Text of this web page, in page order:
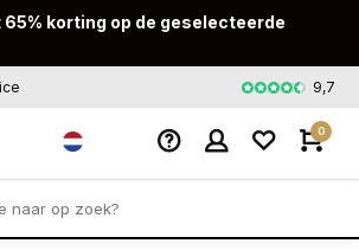
korting op de geselecteerde
Snelle9,7
0